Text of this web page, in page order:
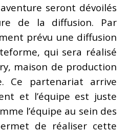
seront dévoilés
de la diffusion. Par
prévu une diffusion
qui sera réalisé
maison de production
Ce partenariat arrive
et l’équipe est juste
l’équipe au sein des
de réaliser cette